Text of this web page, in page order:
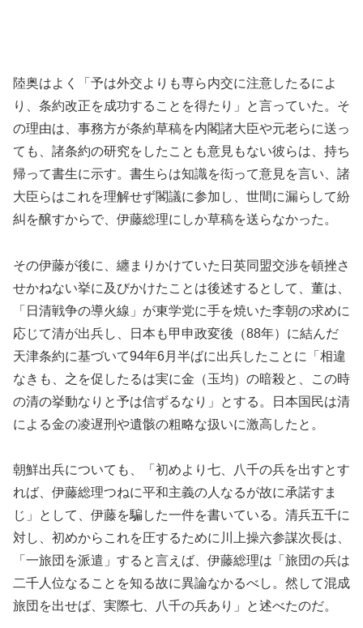
陸奥はよく「予は外交よりも専ら内交に注意したるによ
り、条約改正を成功することを得たり」と言っていた。そ
の理由は、事務方が条約草稿を内閣諸大臣や元老らに送っ
ても、諸条約の研究をしたことも意見もない彼らは、持ち
帰って書生に示す。書生らは知識を衒って意見を言い、諸
大臣らはこれを理解せず閣議に参加し、世間に漏らして紛
糾を醸すからで、伊藤総理にしか草稿を送らなかった。
その伊藤が後に、纏まりかけていた日英同盟交渉を頓挫さ
せかねない挙に及びかけたことは後述するとして、董は、
「日清戦争の導火線」が東学党に手を焼いた李朝の求めに
応じて清が出兵し、日本も甲申政変後（88年）に結んだ
天津条約に基づいて94年6月半ばに出兵したことに「相違
なきも、之を促したるは実に金（玉均）の暗殺と、この時
の清の挙動なりと予は信ずるなり」とする。日本国民は清
による金の凌遅刑や遺骸の粗略な扱いに激高したと。
朝鮮出兵についても、「初めより七、八千の兵を出すとす
れば、伊藤総理つねに平和主義の人なるが故に承諾すま
じ」として、伊藤を騙した一件を書いている。清兵五千に
対し、初めからこれを圧するために川上操六参謀次長は、
「一旅団を派遣」すると言えば、伊藤総理は「旅団の兵は
二千人位なることを知る故に異論なかるべし。然して混成
旅団を出せば、実際七、八千の兵あり」と述べたのだ。